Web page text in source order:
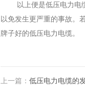
以上便是低压电力电
以免发生更严重的事故。
牌子好的低压电力电缆。
上一篇： 低压电力电缆的